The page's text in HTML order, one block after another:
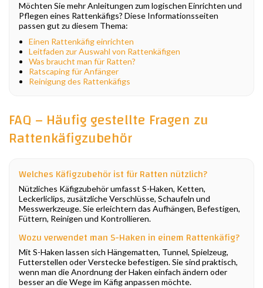
Möchten Sie mehr Anleitungen zum logischen Einrichten und
Pflegen eines Rattenkäfigs? Diese Informationsseiten
passen gut zu diesem Thema:
Einen Rattenkäfig einrichten
Leitfaden zur Auswahl von Rattenkäfigen
Was braucht man für Ratten?
Ratscaping für Anfänger
Reinigung des Rattenkäfigs
FAQ – Häufig gestellte Fragen zu
Rattenkäfigzubehör
Welches Käfigzubehör ist für Ratten nützlich?
Nützliches Käfigzubehör umfasst S-Haken, Ketten,
Leckerliclips, zusätzliche Verschlüsse, Schaufeln und
Messwerkzeuge. Sie erleichtern das Aufhängen, Befestigen,
Füttern, Reinigen und Kontrollieren.
Wozu verwendet man S-Haken in einem Rattenkäfig?
Mit S-Haken lassen sich Hängematten, Tunnel, Spielzeug,
Futterstellen oder Verstecke befestigen. Sie sind praktisch,
wenn man die Anordnung der Haken einfach ändern oder
besser an die Wege im Käfig anpassen möchte.